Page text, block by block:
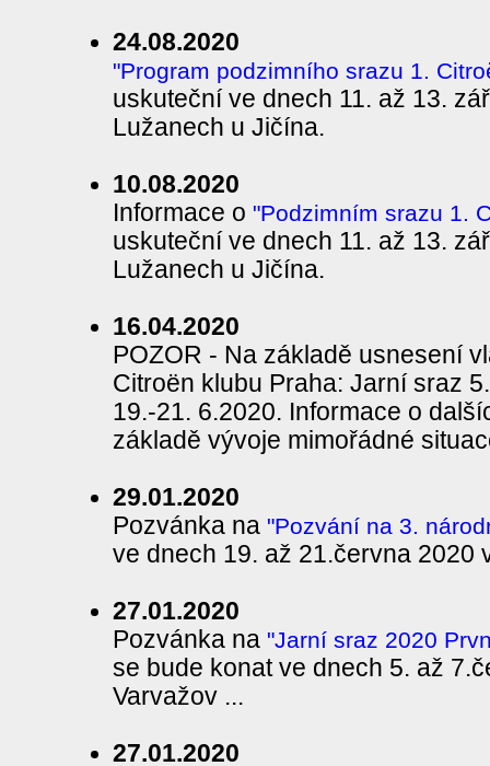
24.08.2020
"Program podzimního srazu 1.
uskuteční ve dnech 11. až 13.
Lužanech u Jičína.
10.08.2020
Informace o "Podzimním srazu 1.
uskuteční ve dnech 11. až 13.
Lužanech u Jičína.
16.04.2020
POZOR - Na základě usnesení
Citroën klubu Praha: Jarní sraz
19.-21. 6.2020. Informace o
základě vývoje mimořádné
29.01.2020
Pozvánka na "Pozvání na 3.
ve dnech 19. až 21.června 2020
27.01.2020
Pozvánka na "Jarní sraz 2020
se bude konat ve dnech 5. až
Varvažov ...
27.01.2020